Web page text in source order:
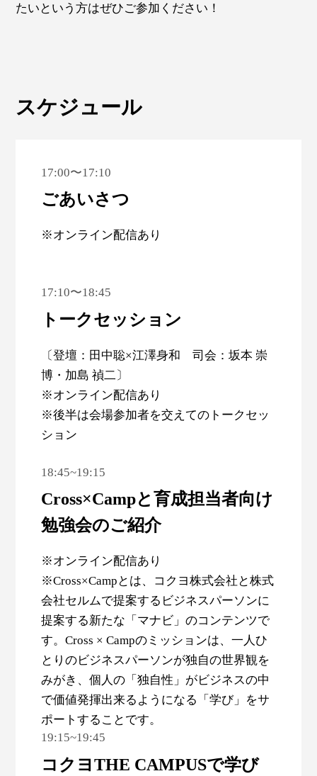
たいという方はぜひご参加ください！
スケジュール
17:00〜17:10
ごあいさつ
※オンライン配信あり
17:10〜18:45
トークセッション
〔登壇：田中聡×江澤身和 司会：坂本 崇
博・加島 禎二〕
※オンライン配信あり
※後半は会場参加者を交えてのトークセッ
ション
18:45~19:15
Cross×Campと育成担当者向け
勉強会のご紹介
※オンライン配信あり
※Cross×Campとは、コクヨ株式会社と株式
会社セルムで提案するビジネスパーソンに
提案する新たな「マナビ」のコンテンツで
す。Cross × Campのミッションは、一人ひ
とりのビジネスパーソンが独自の世界観を
みがき、個人の「独自性」がビジネスの中
で価値発揮出来るようになる「学び」をサ
ポートすることです。
19:15~19:45
コクヨTHE CAMPUSで学び